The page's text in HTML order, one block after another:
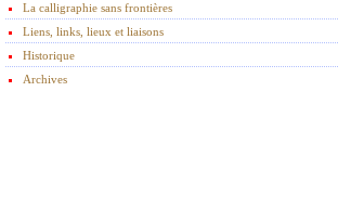
La calligraphie sans frontières
Liens, links, lieux et liaisons
Historique
Archives